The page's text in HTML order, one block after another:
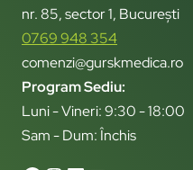
nr. 85, sector 1, București
0769 948 354
comenzi@gurskmedica.ro
Program Sediu:
Luni - Vineri: 9:30 - 18:00
Sam - Dum: Închis